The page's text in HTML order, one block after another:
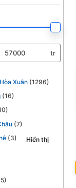
tr
Hòa Xuân (1296)
(16)
(7)
(3)
Hiển thị